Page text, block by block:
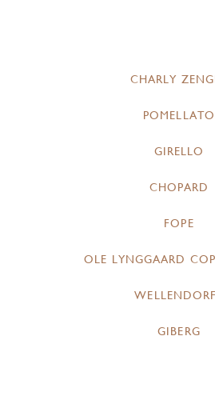
CHARLY
POMELLATO
GIRELLO
CHOPARD
FOPE
OLE LYNGGAARD
GIBERG